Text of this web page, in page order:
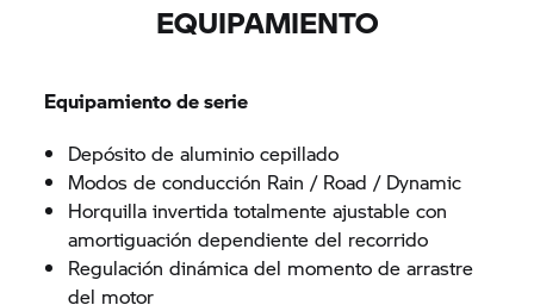
EQUIPAMIENTO
Equipamiento de serie
Depósito de aluminio cepillado
Modos de conducción Rain / Road / Dynamic
Horquilla invertida totalmente ajustable con
amortiguación dependiente del recorrido
Regulación dinámica del momento de arrastre
del motor